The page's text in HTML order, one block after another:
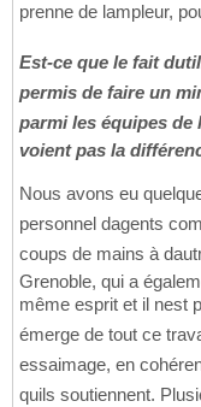
prenne de lampleur,
Est-ce que le fait
permis de faire un
parmi les équipes de
voient pas la
Nous avons eu
personnel dagents
coups de mains à
Grenoble, qui a
même esprit et il nest
émerge de tout ce
essaimage, en
quils soutiennent.